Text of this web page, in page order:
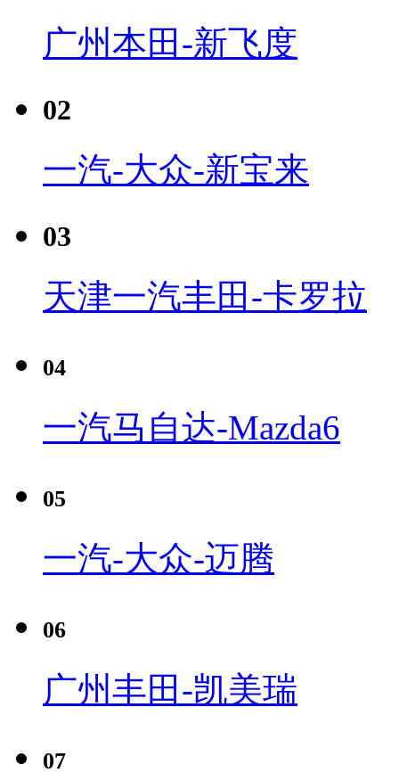
广州本田-新飞度
02
一汽-大众-新宝来
03
天津一汽丰田-卡罗拉
04
一汽马自达-Mazda6
05
一汽-大众-迈腾
06
广州丰田-凯美瑞
07